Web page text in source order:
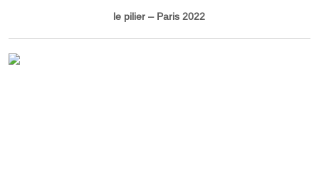
le pilier – Paris 2022